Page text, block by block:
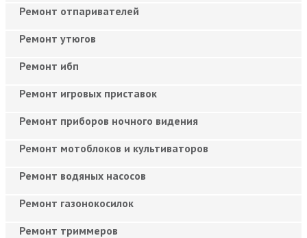
Ремонт отпаривателей
Ремонт утюгов
Ремонт ибп
Ремонт игровых приставок
Ремонт приборов ночного видения
Ремонт мотоблоков и культиваторов
Ремонт водяных насосов
Ремонт газонокосилок
Ремонт триммеров